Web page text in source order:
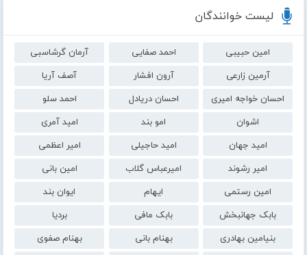
لیست خوانندگان
امین حبیبی احمد صفایی
آرمان گرشاسبی
آرمین زارعی
آرون افشار
آصف آریا
احسان خواجه امیری
احسان دریادل
احمد سلو
اشوان
امو بند
امید آمری
امید جهان
امید حاجیلی
امیر اعظمی
امیر رشوند
امیرعباس گلاب
امین بانی
امین رستمی
ایهام
ایوان بند
بابک جهانبخش
بابک مافی
بردیا
بنیامین بهادری
بهنام بانی
بهنام صفوی